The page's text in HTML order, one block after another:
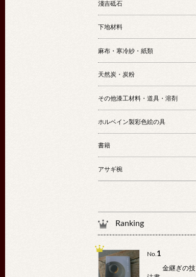
淺吉砥石
下地材料
麻布・寒冷紗・紙類
天然炭・炭粉
その他漆工材料・道具・溶剤
ホルベイン製彩色絵の具
書籍
アサギ椀
Ranking
No.1
金継ぎの技